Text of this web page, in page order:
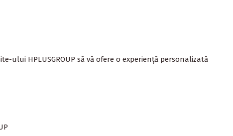
ului HPLUSGROUP să vă ofere o experiență personalizată